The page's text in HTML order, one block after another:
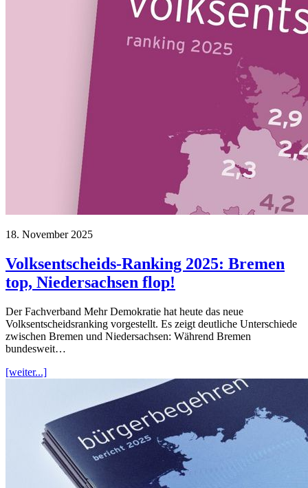
18. November 2025
Volksentscheids-Ranking 2025: Bremen
top, Niedersachsen flop!
Der Fachverband Mehr Demokratie hat heute das neue
Volksentscheidsranking vorgestellt. Es zeigt deutliche Unterschiede
zwischen Bremen und Niedersachsen: Während Bremen
bundesweit…
[weiter...]